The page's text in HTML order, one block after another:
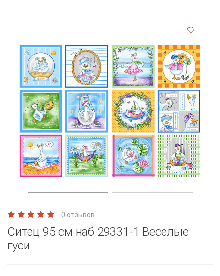
0 отзывов
Ситец 95 см наб 29331-1 Веселые
гуси